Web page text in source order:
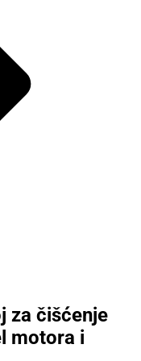
za čišćenje
motora i